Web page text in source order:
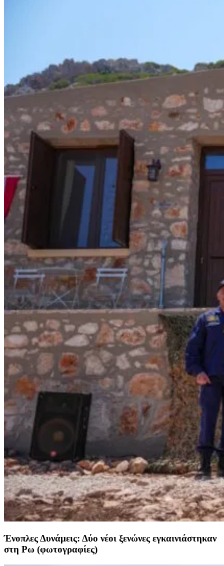
Ένοπλες Δυνάμεις: Δύο νέοι ξενώνες εγκαινιάστηκαν
στη Ρω (φωτογραφίες)